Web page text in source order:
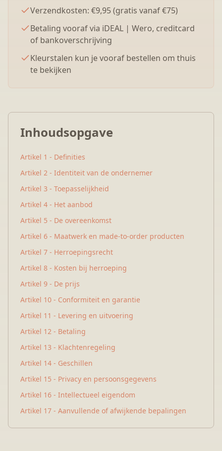
Verzendkosten: €9,95 (gratis vanaf €75)
Betaling vooraf via iDEAL | Wero, creditcard
of bankoverschrijving
Kleurstalen kun je vooraf bestellen om thuis
te bekijken
Inhoudsopgave
Artikel 1 - Definities
Artikel 2 - Identiteit van de ondernemer
Artikel 3 - Toepasselijkheid
Artikel 4 - Het aanbod
Artikel 5 - De overeenkomst
Artikel 6 - Maatwerk en made-to-order producten
Artikel 7 - Herroepingsrecht
Artikel 8 - Kosten bij herroeping
Artikel 9 - De prijs
Artikel 10 - Conformiteit en garantie
Artikel 11 - Levering en uitvoering
Artikel 12 - Betaling
Artikel 13 - Klachtenregeling
Artikel 14 - Geschillen
Artikel 15 - Privacy en persoonsgegevens
Artikel 16 - Intellectueel eigendom
Artikel 17 - Aanvullende of afwijkende bepalingen